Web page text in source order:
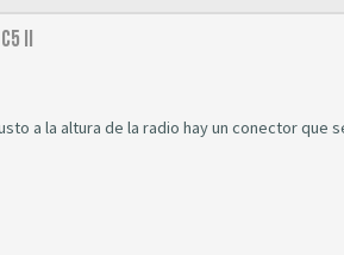
II
a la altura de la radio hay un conector que